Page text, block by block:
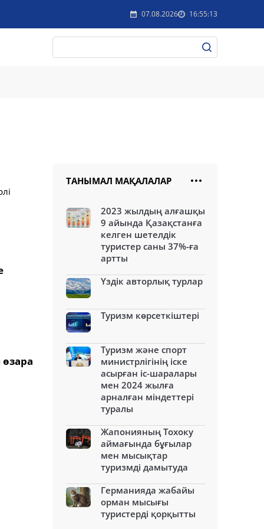
07.08.2026 16:55:13
ТАНЫМАЛ МАҚАЛАЛАР
2023 жылдың алғашқы
9 айында Қазақстанға
келген шетелдік
туристер саны 37%-ға
артты
Үздік авторлық турлар
Туризм көрсеткіштері
Туризм және спорт
министрлігінің іске
асырған іс-шаралары
мен 2024 жылға
арналған міндеттері
туралы
Жапонияның Тохоку
аймағында бұғылар
мен мысықтар
туризмді дамытуда
Германияда жабайы
орман мысығы
туристерді қорқытты